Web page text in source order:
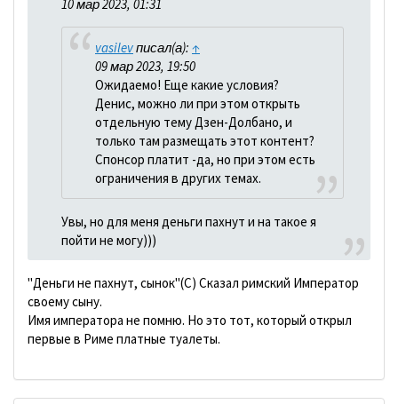
10 мар 2023, 01:31
vasilevписал(а): ↑
09 мар 2023, 19:50
Ожидаемо! Еще какие условия?
Денис, можно ли при этом открыть
отдельную тему Дзен-Долбано, и
только там размещать этот контент?
Спонсор платит -да, но при этом есть
ограничения в других темах.
Увы, но для меня деньги пахнут и на такое я
пойти не могу)))
"Деньги не пахнут, сынок"(С) Сказал римский Император
своему сыну.
Имя императора не помню. Но это тот, который открыл
первые в Риме платные туалеты.